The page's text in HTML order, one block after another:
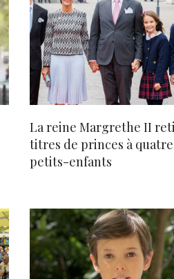
La reine Margrethe II
titres de princes à quatre
petits-enfants